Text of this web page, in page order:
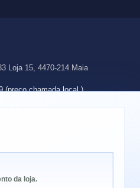
Loja 15, 4470-214 Maia
(preço chamada local )
da loja.